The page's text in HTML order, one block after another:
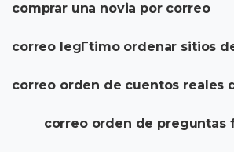
comprar una novia por correo
correo legГ­timo ordenar sitios
correo orden de cuentos reales
correo orden de preguntas